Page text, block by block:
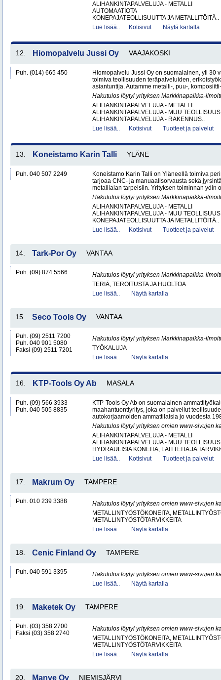
ALIHANKINTAPALVELUJA - METALLI
AUTOMAATIOTA
KONEPAJATEOLLISUUTTA JA METALLITÖITÄ..
Lue lisää..
Kotisivut Näytä kartalla
12. Hiomopalvelu Jussi Oy VAAJAKOSKI
Puh. (014) 665 450
Hiomopalvelu Jussi Oy on suomalainen, yli 30
toimiva teollisuuden teräpalveluiden,
asiantuntija. Autamme metalli-, puu-,
Hakutulos löytyi yrityksen Markkinapaikka-
ALIHANKINTAPALVELUJA - METALLI
ALIHANKINTAPALVELUJA - MUU TEOLLISUUS
ALIHANKINTAPALVELUJA - RAKENNUS..
Lue lisää..
Kotisivut Tuotteet ja palvelut
13. Koneistamo Karin Talli YLÄNE
Puh. 040 507 2249
Koneistamo Karin Talli on Yläneellä toimiva
tarjoaa CNC- ja manuaalisorvausta sekä
metallialan tarpeisiin. Yrityksen toiminnan ydin
Hakutulos löytyi yrityksen Markkinapaikka-
ALIHANKINTAPALVELUJA - METALLI
ALIHANKINTAPALVELUJA - MUU TEOLLISUUS
KONEPAJATEOLLISUUTTA JA METALLITÖITÄ..
Lue lisää..
Kotisivut Tuotteet ja palvelut
14. Tark-Por Oy VANTAA
Puh. (09) 874 5566
Hakutulos löytyi yrityksen Markkinapaikka-
TERIÄ, TEROITUSTA JA HUOLTOA
Lue lisää..
Näytä kartalla
15. Seco Tools Oy VANTAA
Puh. (09) 2511 7200
Puh. 040 901 5080
Faksi (09) 2511 7201
Hakutulos löytyi yrityksen Markkinapaikka-
TYÖKALUJA
Lue lisää..
Näytä kartalla
16. KTP-Tools Oy Ab MASALA
Puh. (09) 566 3933
Puh. 040 505 8835
KTP-Tools Oy Ab on suomalainen
maahantuontiyritys, joka on palvellut
autokorjaamoiden ammattilaisia jo vuodesta
Hakutulos löytyi yrityksen omien www-sivujen
ALIHANKINTAPALVELUJA - METALLI
ALIHANKINTAPALVELUJA - MUU TEOLLISUUS
HYDRAULISIA KONEITA, LAITTEITA JA
Lue lisää..
Kotisivut Tuotteet ja palvelut
17. Makrum Oy TAMPERE
Puh. 010 239 3388
Hakutulos löytyi yrityksen omien www-sivujen
METALLINTYÖSTÖKONEITA,
METALLINTYÖSTÖTARVIKKEITA
Lue lisää..
Näytä kartalla
18. Cenic Finland Oy TAMPERE
Puh. 040 591 3395
Hakutulos löytyi yrityksen omien www-sivujen
Lue lisää..
Näytä kartalla
19. Maketek Oy TAMPERE
Puh. (03) 358 2700
Faksi (03) 358 2740
Hakutulos löytyi yrityksen omien www-sivujen
METALLINTYÖSTÖKONEITA,
METALLINTYÖSTÖTARVIKKEITA
Lue lisää..
Näytä kartalla
20. Manve Oy NIEMISJÄRVI